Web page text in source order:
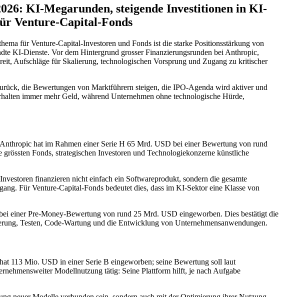
KI-Megarunden, steigende Investitionen in KI-
Venture-Capital-Fonds
für Venture-Capital-Investoren und Fonds ist die starke Positionsstärkung von
KI-Dienste. Vor dem Hintergrund grosser Finanzierungsrunden bei Anthropic,
Aufschläge für Skalierung, technologischen Vorsprung und Zugang zu kritischer
die Bewertungen von Marktführern steigen, die IPO-Agenda wird aktiver und
immer mehr Geld, während Unternehmen ohne technologische Hürde,
hat im Rahmen einer Serie H 65 Mrd. USD bei einer Bewertung von rund
Fonds, strategischen Investoren und Technologiekonzerne künstliche
finanzieren nicht einfach ein Softwareprodukt, sondern die gesamte
Für Venture-Capital-Fonds bedeutet dies, dass im KI-Sektor eine Klasse von
einer Pre-Money-Bewertung von rund 25 Mrd. USD eingeworben. Dies bestätigt die
Testen, Code-Wartung und die Entwicklung von Unternehmensanwendungen.
113 Mio. USD in einer Serie B eingeworben; seine Bewertung soll laut
Modellnutzung tätig: Seine Plattform hilft, je nach Aufgabe